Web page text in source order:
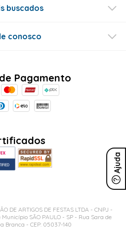
Ajuda
buscados
conosco
Pagamento
DE ARTIGOS DE FESTAS LTDA - CNPJ -
SÃO PAULO - SP - Rua Sara de
Branca - CEP: 05037-140